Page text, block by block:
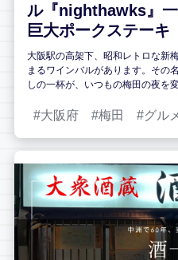
ル『nighthawks』
巨大ポークステーキ
大阪駅の高架下、昭和レトロな新
まるワインバルがあります。その
しの一杯が、いつもの梅田の夜を
大阪府 梅田 グル